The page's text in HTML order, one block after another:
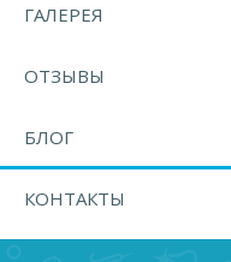
ГАЛЕРЕЯ
ОТЗЫВЫ
БЛОГ
КОНТАКТЫ